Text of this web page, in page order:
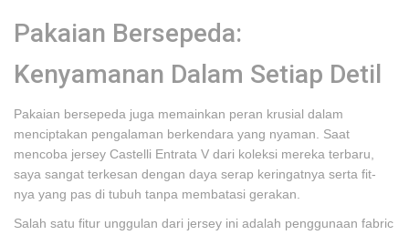
Pakaian Bersepeda:
Kenyamanan Dalam Setiap Detil
Pakaian bersepeda juga memainkan peran krusial dalam
menciptakan pengalaman berkendara yang nyaman. Saat
mencoba jersey Castelli Entrata V dari koleksi mereka terbaru,
saya sangat terkesan dengan daya serap keringatnya serta fit-
nya yang pas di tubuh tanpa membatasi gerakan.
Salah satu fitur unggulan dari jersey ini adalah penggunaan fabric